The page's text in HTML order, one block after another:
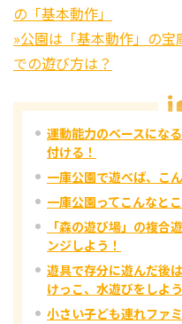
の「基本動作」
»公園は「基本動作」の
での遊び方は？
運動能力のベースにな
付ける！
一庫公園で遊べば、こ
一庫公園ってこんなとこ
「森の遊び場」の複合
ンジしよう！
遊具で存分に遊んだ後
けっこ、水遊びをしよう
小さい子ども連れファ